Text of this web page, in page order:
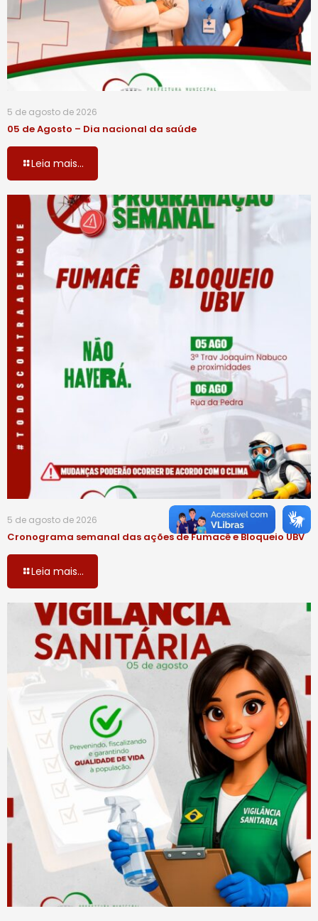
5 de agosto de 2026
05 de Agosto – Dia nacional da saúde
Leia mais...
5 de agosto de 2026
Cronograma semanal das ações de Fumacê e Bloqueio UBV
Leia mais...